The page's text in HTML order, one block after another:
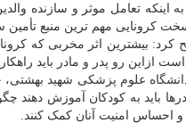
اینکه تعامل موثر و سازنده
کرونایی مهم ترین منبع تأمین
کرد: بیشترین اثر مخربی که
ازاین رو پدر و مادر باید
علوم پزشکی شهید بهشتی،
باید به کودکان آموزش
احساس امنیت آنان کمک کنند.